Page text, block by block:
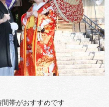
帯がおすすめです